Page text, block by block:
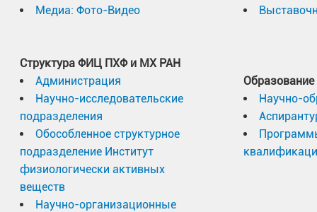
Медиа: Фото-Видео
Структура ФИЦ ПХФ и МХ РАН
Администрация
Научно-исследовательские
подразделения
Обособленное структурное
подразделение Институт
физиологически активных
веществ
Научно-организационные
Образование
Научно-